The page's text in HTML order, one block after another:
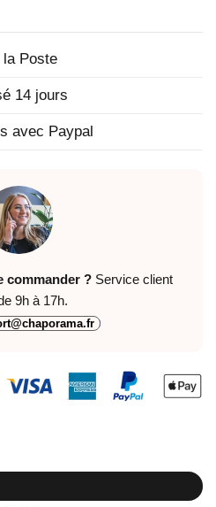
Poste
14 jours
avec Paypal
commander ? Service client
9h à 17h.